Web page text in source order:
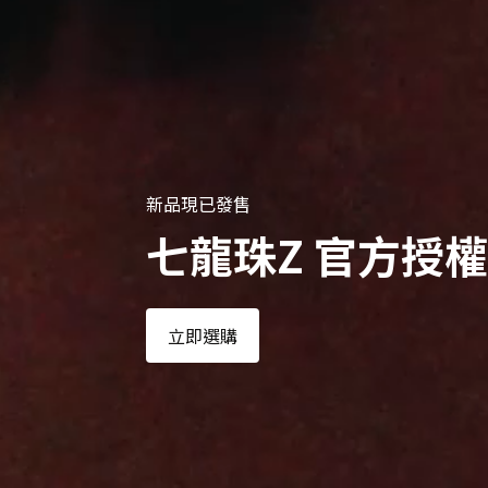
新品現已發售
七龍珠Z 官方授
立即選購